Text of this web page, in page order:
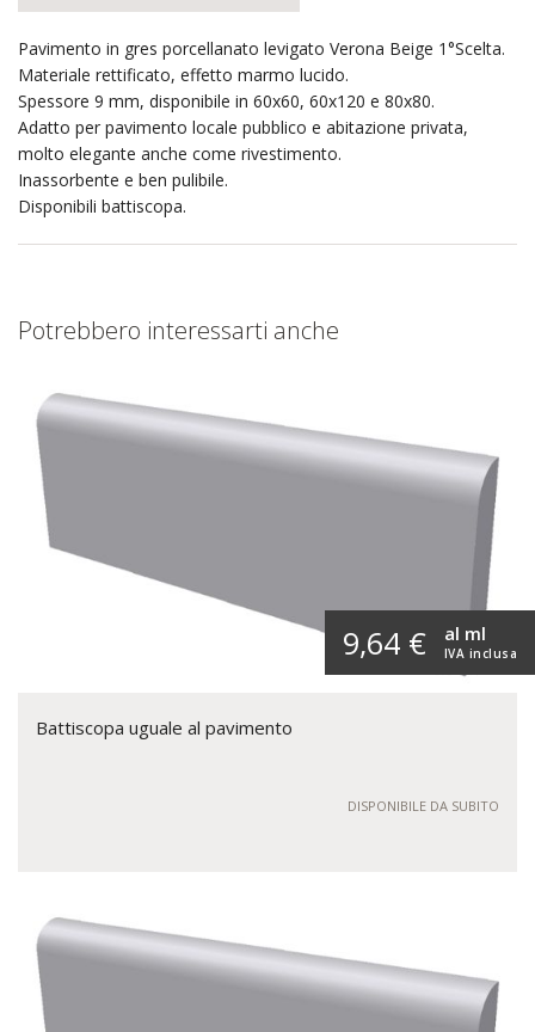
Pavimento in gres porcellanato levigato Verona Beige 1°Scelta.
Materiale rettificato, effetto marmo lucido.
Spessore 9 mm, disponibile in 60x60, 60x120 e 80x80.
Adatto per pavimento locale pubblico e abitazione privata,
molto elegante anche come rivestimento.
Inassorbente e ben pulibile.
Disponibili battiscopa.
Potrebbero interessarti anche
9,64 € IVA inclusa
al ml
Battiscopa uguale al pavimento
DISPONIBILE DA SUBITO